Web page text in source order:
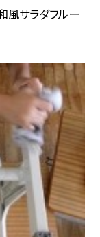
風サラダフルー